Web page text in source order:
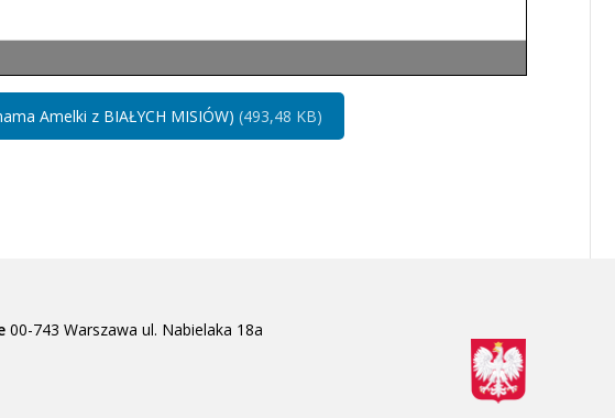
Amelki z BIAŁYCH MISIÓW)(493,48 KB)
00-743 Warszawa ul. Nabielaka 18a